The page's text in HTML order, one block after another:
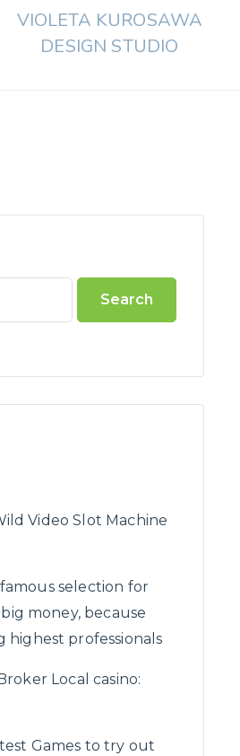
VIOLETA KUROSAWA
DESIGN STUDIO
Search
Video Slot Machine
selection for
money, because
highest professionals
Local casino:
Games to try out